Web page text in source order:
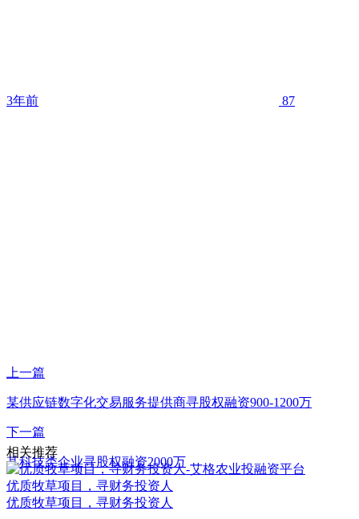
3年前 87
上一篇
某供应链数字化交易服务提供商寻股权融资900-1200万
下一篇
某科技类企业寻股权融资2000万
相关推荐
优质牧草项目，寻财务投资人
优质牧草项目，寻财务投资人